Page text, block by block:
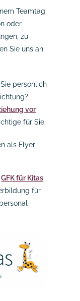
Teamtag,
oder
zu
Sie uns an.
persönlich
vor
für Sie.
als Flyer
GFK für Kitas .
für